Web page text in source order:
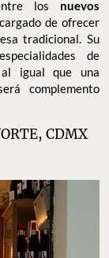
los nuevos
de ofrecer
tradicional. Su
de
al igual que una
complemento
CDMX